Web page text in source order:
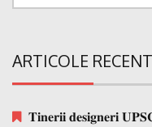
ARTICOLE
𝐓𝐢𝐧𝐞𝐫𝐢𝐢 𝐝𝐞𝐬𝐢𝐠𝐧𝐞𝐫𝐢